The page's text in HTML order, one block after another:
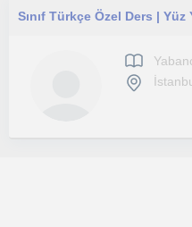
Sınıf Türkçe Özel Ders | Yüz